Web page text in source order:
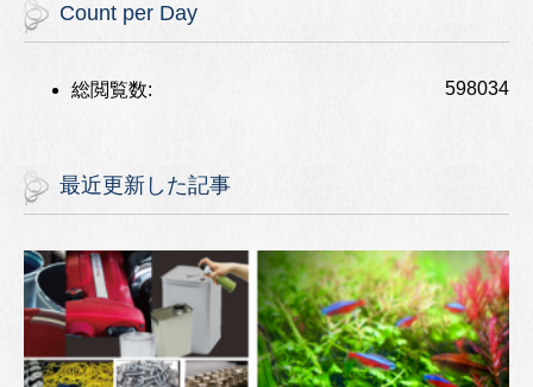
Count per Day
598034
総閲覧数:
最近更新した記事